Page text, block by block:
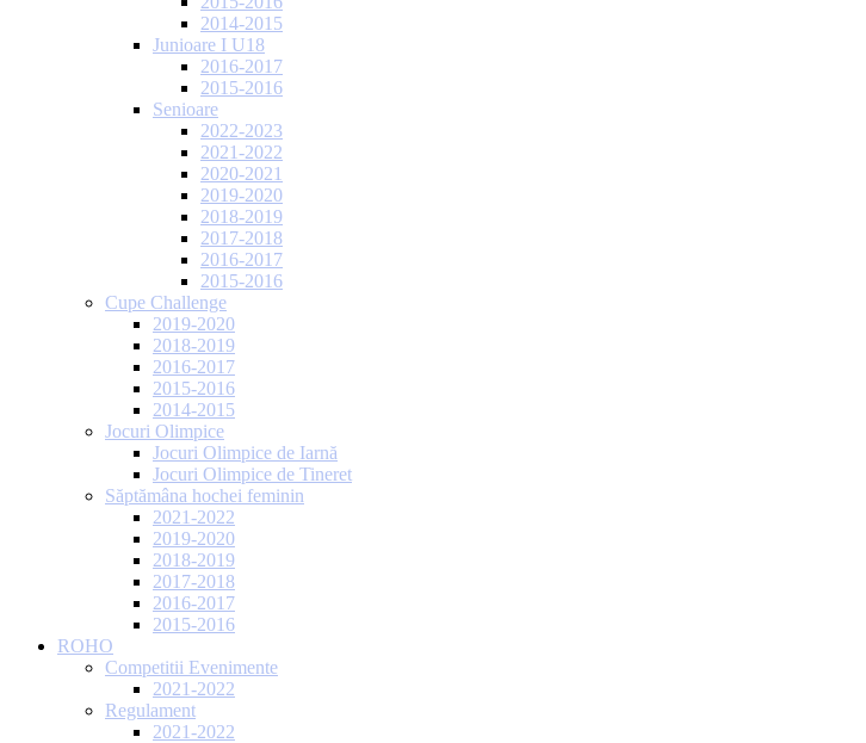
2014-2015
Junioare I U18
2016-2017
2015-2016
Senioare
2022-2023
2021-2022
2020-2021
2019-2020
2018-2019
2017-2018
2016-2017
2015-2016
Cupe Challenge
2019-2020
2018-2019
2016-2017
2015-2016
2014-2015
Jocuri Olimpice
Jocuri Olimpice de Iarnă
Jocuri Olimpice de Tineret
Săptămâna hochei feminin
2021-2022
2019-2020
2018-2019
2017-2018
2016-2017
2015-2016
ROHO
Competitii Evenimente
2021-2022
Regulament
2021-2022